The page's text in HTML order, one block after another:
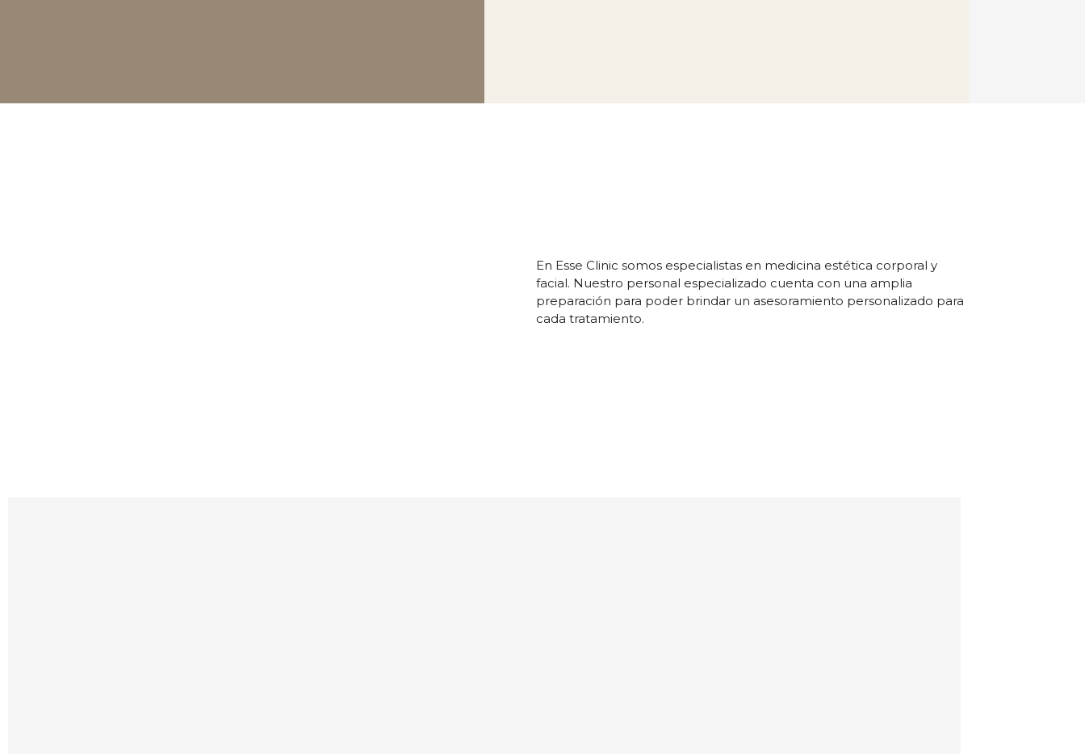
En Esse Clinic somos especialistas en medicina estética corporal y
facial. Nuestro personal especializado cuenta con una amplia
preparación para poder brindar un asesoramiento personalizado para
cada tratamiento.